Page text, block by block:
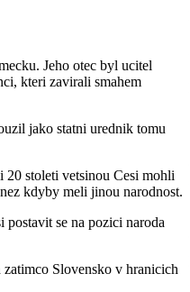
Jeho otec byl ucitel
kteri zavirali smahem
jako statni urednik tomu
20 stoleti vetsinou Cesi mohli
kdyby meli jinou narodnost.
se na pozici naroda
Slovensko v hranicich